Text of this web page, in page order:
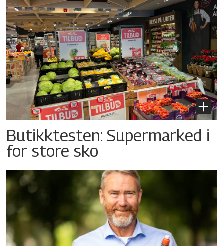
Butikktesten: Supermarked i
for store sko